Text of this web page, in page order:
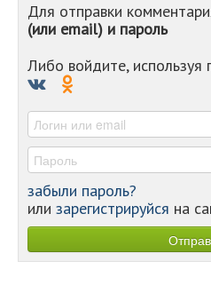
Для отправки
(или email) и пароль
Либо войдите, используя
забыли пароль?
или зарегистрируйся на